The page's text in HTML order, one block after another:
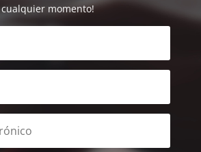
cualquier momento!